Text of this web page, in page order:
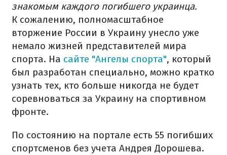
знакомым каждого погибшего украинца.
К сожалению, полномасштабное
вторжение России в Украину унесло уже
немало жизней представителей мира
спорта. На сайте "Ангелы спорта", который
был разработан специально, можно кратко
узнать тех, кто больше никогда не будет
соревноваться за Украину на спортивном
фронте.
По состоянию на портале есть 55 погибших
спортсменов без учета Андрея Дорошева.